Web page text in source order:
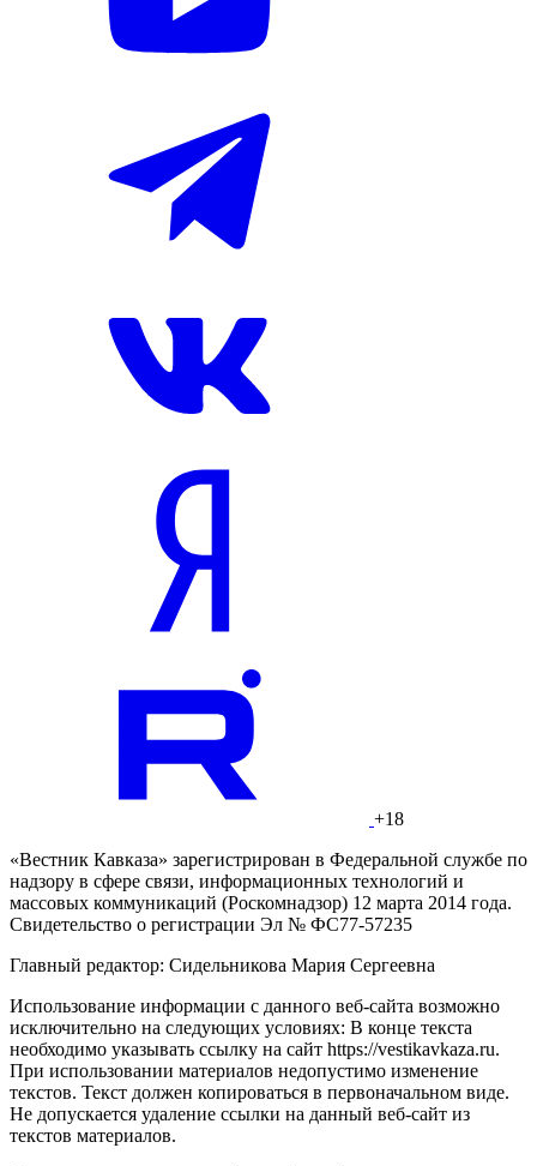
+18
«Вестник Кавказа» зарегистрирован в Федеральной службе по
надзору в сфере связи, информационных технологий и
массовых коммуникаций (Роскомнадзор) 12 марта 2014 года.
Свидетельство о регистрации Эл № ФС77-57235
Главный редактор: Сидельникова Мария Сергеевна
Использование информации с данного веб-сайта возможно
исключительно на следующих условиях: В конце текста
необходимо указывать ссылку на сайт https://vestikavkaza.ru.
При использовании материалов недопустимо изменение
текстов. Текст должен копироваться в первоначальном виде.
Не допускается удаление ссылки на данный веб-сайт из
текстов материалов.